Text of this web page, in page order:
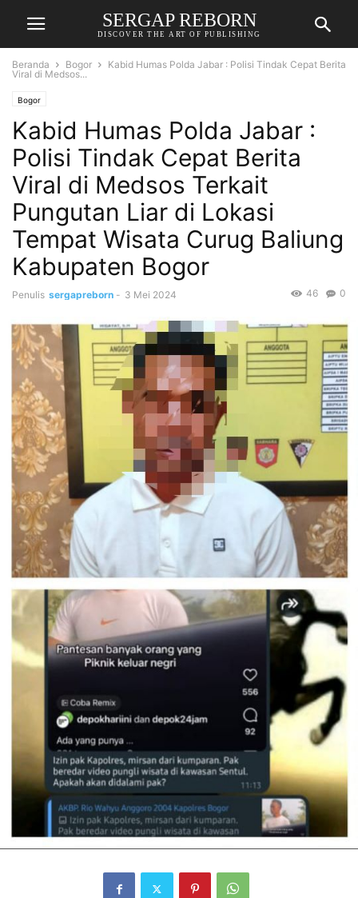
SERGAP REBORN
DISCOVER THE ART OF PUBLISHING
Beranda Bogor
Kabid Humas Polda Jabar : Polisi Tindak Cepat Berita
Viral di Medsos...
Bogor
Kabid Humas Polda Jabar :
Polisi Tindak Cepat Berita
Viral di Medsos Terkait
Pungutan Liar di Lokasi
Tempat Wisata Curug Baliung
Kabupaten Bogor
Penulis sergapreborn - 3 Mei 2024 0
46